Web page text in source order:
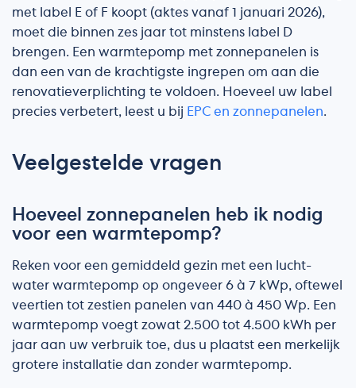
met label E of F koopt (aktes vanaf 1 januari 2026),
moet die binnen zes jaar tot minstens label D
brengen. Een warmtepomp met zonnepanelen is
dan een van de krachtigste ingrepen om aan die
renovatieverplichting te voldoen. Hoeveel uw label
precies verbetert, leest u bij EPC en zonnepanelen.
Veelgestelde vragen
Hoeveel zonnepanelen heb ik nodig
voor een warmtepomp?
Reken voor een gemiddeld gezin met een lucht-
water warmtepomp op ongeveer 6 à 7 kWp, oftewel
veertien tot zestien panelen van 440 à 450 Wp. Een
warmtepomp voegt zowat 2.500 tot 4.500 kWh per
jaar aan uw verbruik toe, dus u plaatst een merkelijk
grotere installatie dan zonder warmtepomp.